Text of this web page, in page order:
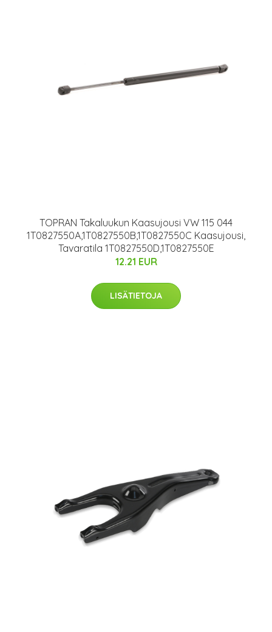
TOPRAN Takaluukun Kaasujousi VW 115 044
1T0827550A,1T0827550B,1T0827550C Kaasujousi,
Tavaratila 1T0827550D,1T0827550E
12.21 EUR
LISÄTIETOJA